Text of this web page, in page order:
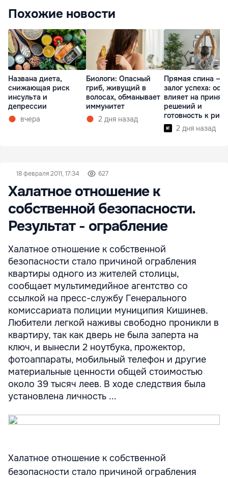
Похожие новости
Названа диета,
снижающая риск
инсульта и
депрессии
вчера
Биологи: Опасный
гриб, живущий в
волосах, обманывает
иммунитет
2 дня назад
Прямая спина —
залог успеха:
влияет на
решений и
готовность к
2 дня назад
18 февраля 2011, 17:34 627
Халатное отношение к
собственной безопасности.
Результат - ограбление
Халатное отношение к собственной
безопасности стало причиной ограбления
квартиры одного из жителей столицы,
сообщает мультимедийное агентство со
ссылкой на пресс-службу Генерального
комиссариата полиции муниципия Кишинев.
Любители легкой наживы свободно проникли в
квартиру, так как дверь не была заперта на
ключ, и вынесли 2 ноутбука, прожектор,
фотоаппараты, мобильный телефон и другие
материальные ценности общей стоимостью
около 39 тысяч леев. В ходе следствия была
установлена личность ...
Халатное отношение к собственной
безопасности стало причиной ограбления